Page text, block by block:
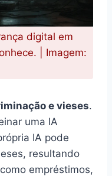
digital em
| Imagem:
e vieses.
uma IA
IA pode
resultando
empréstimos,